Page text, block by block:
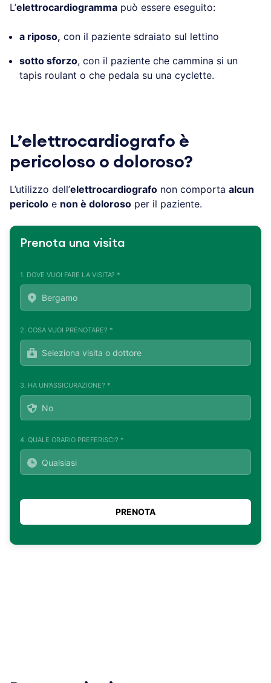
L’elettrocardiogramma può essere eseguito:
a riposo, con il paziente sdraiato sul lettino
sotto sforzo, con il paziente che cammina si un
tapis roulant o che pedala su una cyclette.
L’elettrocardiografo è
pericoloso o doloroso?
L’utilizzo dell’elettrocardiografo non comporta alcun
pericolo e non è doloroso per il paziente.
Prenota una visita
1. DOVE VUOI FARE LA VISITA? *
2. COSA VUOI PRENOTARE? *
3. HA UN'ASSICURAZIONE? *
4. QUALE ORARIO PREFERISCI? *